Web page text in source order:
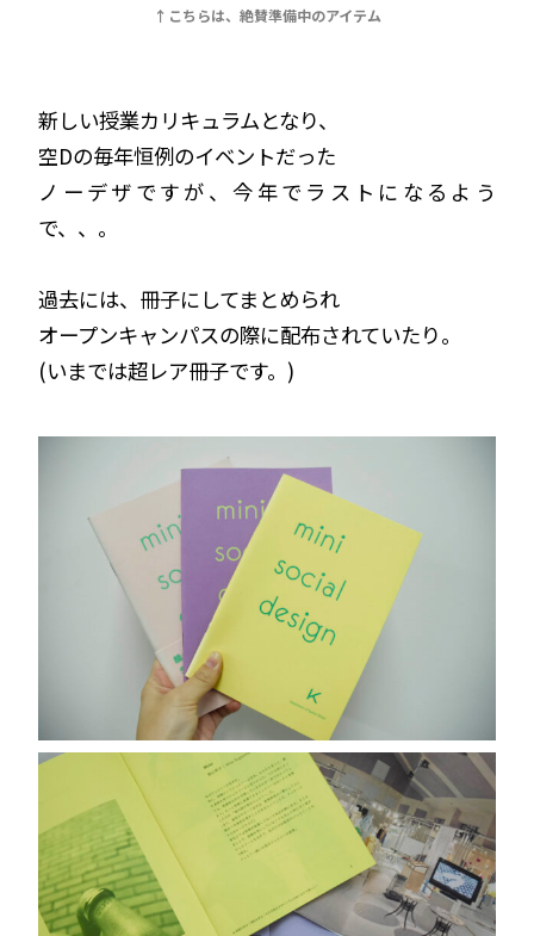
↑こちらは、絶賛準備中のアイテム
新しい授業カリキュラムとなり、
空Dの毎年恒例のイベントだった
ノーデザですが、今年でラストになるよう
で、、。
過去には、冊子にしてまとめられ
オープンキャンパスの際に配布されていたり。
(いまでは超レア冊子です。)